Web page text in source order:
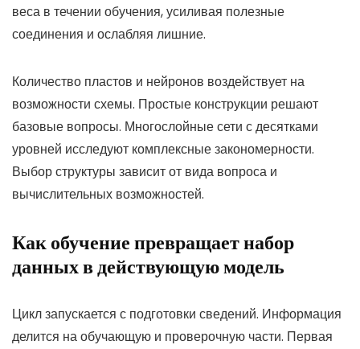
веса в течении обучения, усиливая полезные
соединения и ослабляя лишние.
Количество пластов и нейронов воздействует на
возможности схемы. Простые конструкции решают
базовые вопросы. Многослойные сети с десятками
уровней исследуют комплексные закономерности.
Выбор структуры зависит от вида вопроса и
вычислительных возможностей.
Как обучение превращает набор
данных в действующую модель
Цикл запускается с подготовки сведений. Информация
делится на обучающую и проверочную части. Первая